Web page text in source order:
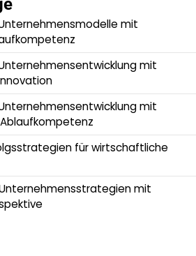
mit
mit
mit
für wirtschaftliche
mit